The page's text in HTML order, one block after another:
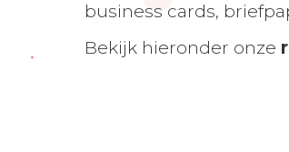
business cards,
Bekijk hieronder onze